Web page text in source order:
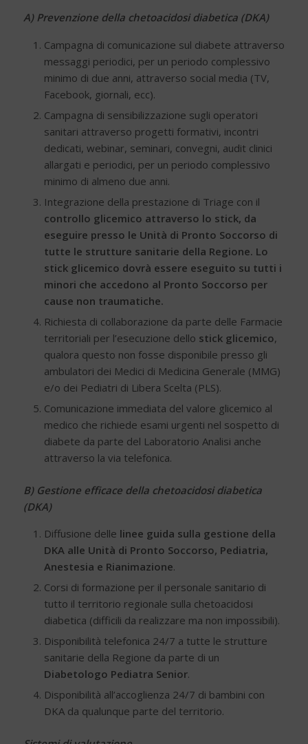
A) Prevenzione della chetoacidosi diabetica (DKA)
Campagna di comunicazione sul diabete attraverso
messaggi periodici, per un periodo complessivo
minimo di due anni, attraverso social media (TV,
Facebook, giornali, ecc).
Campagna di sensibilizzazione sugli operatori
sanitari attraverso progetti formativi, incontri
dedicati, webinar, seminari, convegni, audit clinici
allargati e periodici, per un periodo complessivo
minimo di almeno due anni.
Integrazione della prestazione di Triage con il
controllo glicemico attraverso lo stick, da
eseguire presso le Unità di Pronto Soccorso di
tutte le strutture sanitarie della Regione. Lo
stick glicemico dovrà essere eseguito su tutti i
minori che accedono al Pronto Soccorso per
cause non traumatiche.
Richiesta di collaborazione da parte delle Farmacie
territoriali per l’esecuzione dello stick glicemico,
qualora questo non fosse disponibile presso gli
ambulatori dei Medici di Medicina Generale (MMG)
e/o dei Pediatri di Libera Scelta (PLS).
Comunicazione immediata del valore glicemico al
medico che richiede esami urgenti nel sospetto di
diabete da parte del Laboratorio Analisi anche
attraverso la via telefonica.
B) Gestione efficace della chetoacidosi diabetica
(DKA)
Diffusione delle linee guida sulla gestione della
DKA alle Unità di Pronto Soccorso, Pediatria,
Anestesia e Rianimazione.
Corsi di formazione per il personale sanitario di
tutto il territorio regionale sulla chetoacidosi
diabetica (difficili da realizzare ma non impossibili).
Disponibilità telefonica 24/7 a tutte le strutture
sanitarie della Regione da parte di un
Diabetologo Pediatra Senior.
Disponibilità all’accoglienza 24/7 di bambini con
DKA da qualunque parte del territorio.